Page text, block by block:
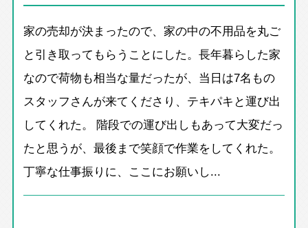
家の売却が決まったので、家の中の不用品を丸ご
と引き取ってもらうことにした。長年暮らした家
なので荷物も相当な量だったが、当日は7名もの
スタッフさんが来てくださり、テキパキと運び出
してくれた。 階段での運び出しもあって大変だっ
たと思うが、最後まで笑顔で作業をしてくれた。
丁寧な仕事振りに、ここにお願いし...